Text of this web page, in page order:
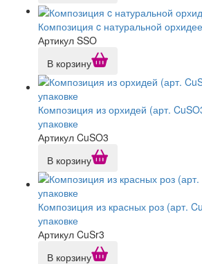
Композиция c натуральной
Артикул SSO
В корзину
Композиция из орхидей (арт.
упаковке
Артикул CuSO3
В корзину
Композиция из красных роз (арт.
упаковке
Артикул CuSr3
В корзину